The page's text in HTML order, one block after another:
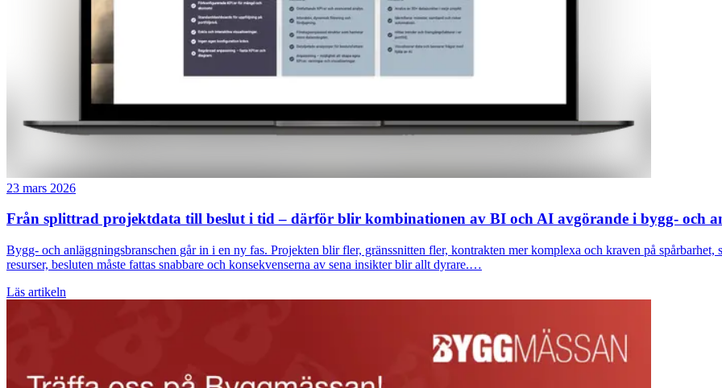
23 mars 2026
Från splittrad projektdata till beslut i tid – därför blir kombinationen av BI och AI avgörande i bygg- och
Bygg- och anläggningsbranschen går in i en ny fas. Projekten blir fler, gränssnitten fler, kontrakten mer komplexa och kraven på
resurser, besluten måste fattas snabbare och konsekvenserna av sena insikter blir allt dyrare.…
Läs artikeln